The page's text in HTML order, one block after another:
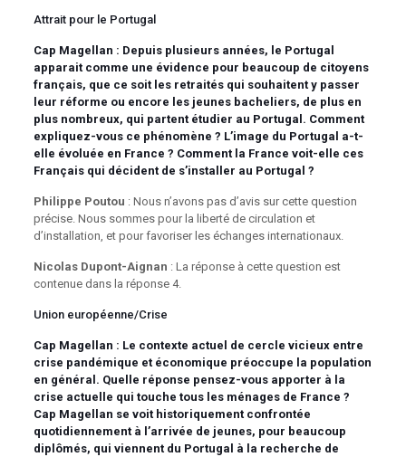
Attrait pour le Portugal
Cap Magellan : Depuis plusieurs années, le Portugal
apparait comme une évidence pour beaucoup de citoyens
français, que ce soit les retraités qui souhaitent y passer
leur réforme ou encore les jeunes bacheliers, de plus en
plus nombreux, qui partent étudier au Portugal. Comment
expliquez-vous ce phénomène ? L’image du Portugal a-t-
elle évoluée en France ? Comment la France voit-elle ces
Français qui décident de s’installer au Portugal ?
Philippe Poutou : Nous n’avons pas d’avis sur cette question
précise. Nous sommes pour la liberté de circulation et
d’installation, et pour favoriser les échanges internationaux.
Nicolas Dupont-Aignan : La réponse à cette question est
contenue dans la réponse 4.
Union européenne/Crise
Cap Magellan : Le contexte actuel de cercle vicieux entre
crise pandémique et économique préoccupe la population
en général. Quelle réponse pensez-vous apporter à la
crise actuelle qui touche tous les ménages de France ?
Cap Magellan se voit historiquement confrontée
quotidiennement à l’arrivée de jeunes, pour beaucoup
diplômés, qui viennent du Portugal à la recherche de